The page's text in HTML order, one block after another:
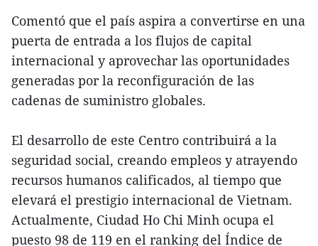
Comentó que el país aspira a convertirse en una
puerta de entrada a los flujos de capital
internacional y aprovechar las oportunidades
generadas por la reconfiguración de las
cadenas de suministro globales.
El desarrollo de este Centro contribuirá a la
seguridad social, creando empleos y atrayendo
recursos humanos calificados, al tiempo que
elevará el prestigio internacional de Vietnam.
Actualmente, Ciudad Ho Chi Minh ocupa el
puesto 98 de 119 en el ranking del Índice de